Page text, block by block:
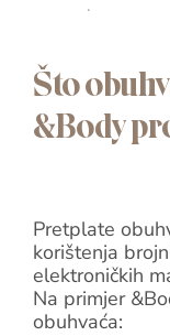
&Body
Andrea’s
Što
&Body
Pretplate
korištenja
elektroničkih
Na primjer
obuhvaća: